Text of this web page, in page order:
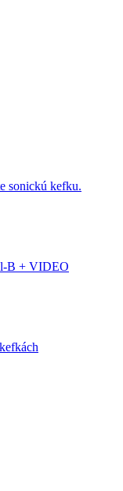
sonickú kefku.
B + VIDEO